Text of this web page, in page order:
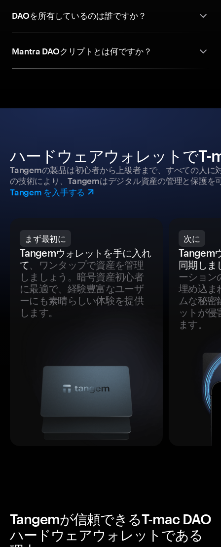
DAOを所有しているのは誰ですか？
Mantra DAOクリプトとは何ですか？
ハードウェアウォレットでT-
Tangemの製品は初心者から上級者まで、すべての人に
の技術により、Tangemはデジタル資産の管理と保護を
Tangem を入手する
まず最初に
Tangemウォレットを手に入れ
て、ワンタップで資産を管理
しましょう。暗号資産初心者
に最適で、経験豊富なユーザ
ーにも素晴らしい体験を提供
します。
次に
Tangem
同期しま
ーション
埋め込ま
ムな秘密
ットが侵
ます。
Tangemが信頼できるT-mac DAO
ハードウェアウォレットである